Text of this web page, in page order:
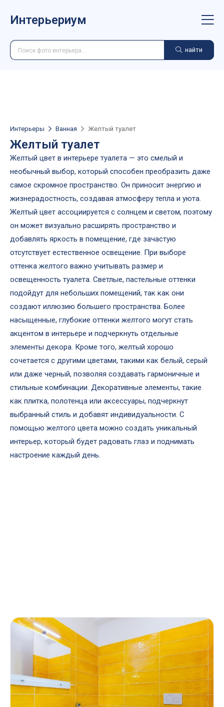
Интерьериум
найти
Интерьеры Ванная Желтый туалет
Желтый туалет
Желтый цвет в интерьере туалета — это смелый и
необычный выбор, который способен преобразить даже
самое скромное пространство. Он приносит энергию и
жизнерадостность, создавая атмосферу тепла и уюта.
Желтый цвет ассоциируется с солнцем и светом, поэтому
он может визуально расширять пространство и
добавлять яркость в помещение, где зачастую
отсутствует естественное освещение. При выборе
оттенка желтого важно учитывать размер и
освещенность туалета. Светлые, пастельные оттенки
подойдут для небольших помещений, так как они
создают иллюзию большего пространства. Более
насыщенные, глубокие оттенки желтого могут стать
акцентом в интерьере и подчеркнуть отдельные
элементы декора. Кроме того, желтый хорошо
сочетается с другими цветами, такими как белый, серый
или даже черный, позволяя создавать гармоничные и
стильные комбинации. Декоративные элементы, такие
как плитка, полотенца или аксессуары, подчеркнут
выбранный стиль и добавят индивидуальности. С
помощью желтого цвета можно создать уникальный
интерьер, который будет радовать глаз и поднимать
настроение каждый день.